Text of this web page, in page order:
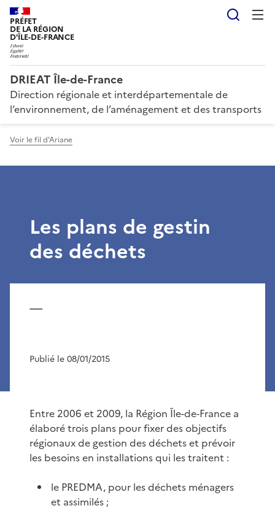
PRÉFET
DE LA RÉGION
D'ÎLE-DE-FRANCE
DRIEAT Île-de-France
Direction régionale et interdépartementale de
l’environnement, de l’aménagement et des transports
Voir le fil d'Ariane
Les plans de gestin
des déchets
—
Publié le 08/01/2015
Entre 2006 et 2009, la Région Île-de-France a
élaboré trois plans pour fixer des objectifs
régionaux de gestion des déchets et prévoir
les besoins en installations qui les traitent :
le PREDMA, pour les déchets ménagers
et assimilés ;